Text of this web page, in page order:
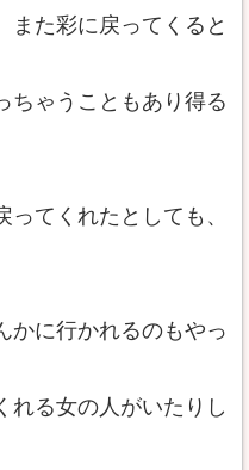
た彩に戻ってくると
ゃうこともあり得る
ってくれたとしても、
に行かれるのもやっ
る女の人がいたりし